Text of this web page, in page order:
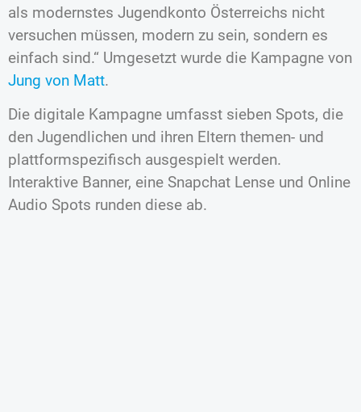
als modernstes Jugendkonto Österreichs nicht
versuchen müssen, modern zu sein, sondern es
einfach sind.“ Umgesetzt wurde die Kampagne von
Jung von Matt.
Die digitale Kampagne umfasst sieben Spots, die
den Jugendlichen und ihren Eltern themen- und
plattformspezifisch ausgespielt werden.
Interaktive Banner, eine Snapchat Lense und Online
Audio Spots runden diese ab.